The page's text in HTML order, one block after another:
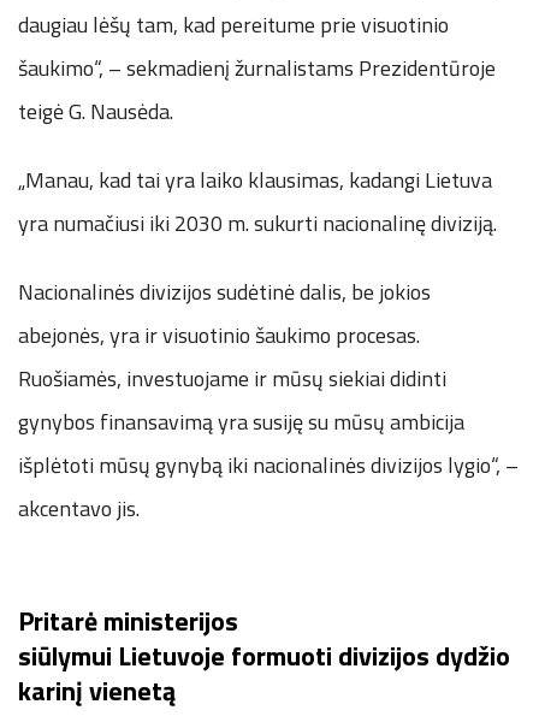
daugiau lėšų tam, kad pereitume prie visuotinio
šaukimo“, – sekmadienį žurnalistams Prezidentūroje
teigė G. Nausėda.
„Manau, kad tai yra laiko klausimas, kadangi Lietuva
yra numačiusi iki 2030 m. sukurti nacionalinę diviziją.
Nacionalinės divizijos sudėtinė dalis, be jokios
abejonės, yra ir visuotinio šaukimo procesas.
Ruošiamės, investuojame ir mūsų siekiai didinti
gynybos finansavimą yra susiję su mūsų ambicija
išplėtoti mūsų gynybą iki nacionalinės divizijos lygio“, –
akcentavo jis.
Pritarė ministerijos
siūlymui Lietuvoje formuoti divizijos dydžio
karinį vienetą